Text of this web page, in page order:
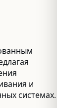
и
системах.